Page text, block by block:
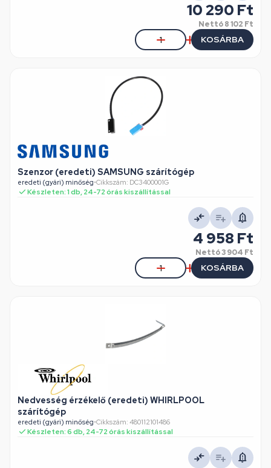
10 290 Ft
Nettó8 102 Ft
KOSÁRBA
Szenzor (eredeti) SAMSUNG szárítógép
eredeti (gyári) minőség•Cikkszám: DC3400001G
Készleten: 1 db, 24-72 órás kiszállítással
4 958 Ft
Nettó3 904 Ft
KOSÁRBA
Nedvesség érzékelő (eredeti) WHIRLPOOL
szárítógép
eredeti (gyári) minőség•Cikkszám: 480112101486
Készleten: 6 db, 24-72 órás kiszállítással